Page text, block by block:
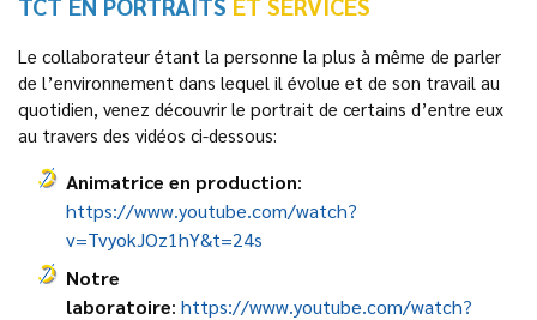
Le collaborateur étant la personne la plus à même de parler
de l’environnement dans lequel il évolue et de son travail au
quotidien, venez découvrir le portrait de certains d’entre eux
au travers des vidéos ci-dessous:
Animatrice en production:
https://www.youtube.com/watch?
v=TvyokJOz1hY&t=24s
Notre
laboratoire: https://www.youtube.com/watch?